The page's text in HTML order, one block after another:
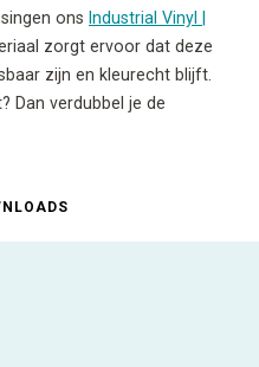
ons Industrial Vinyl |
zorgt ervoor dat deze
zijn en kleurecht blijft.
Dan verdubbel je de